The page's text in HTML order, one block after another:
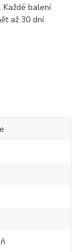
Každé balení
až 30 dní.